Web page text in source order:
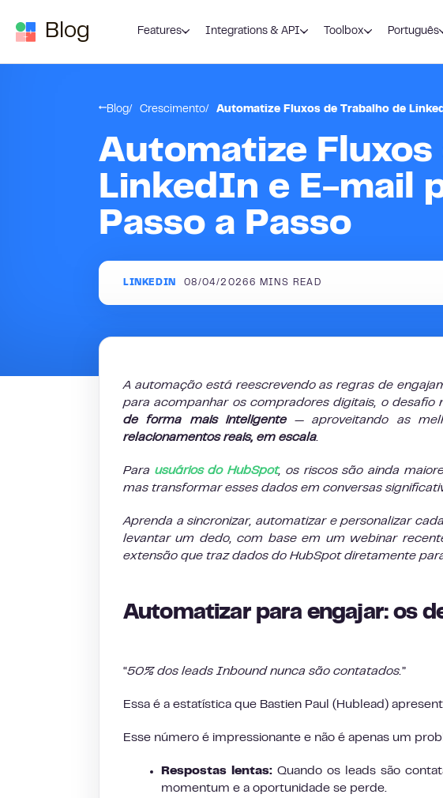
Blog Features Integrations & API Toolbox Português
Blog Crescimento Automatize Fluxos de Trabalho de
Automatize Fluxos
LinkedIn e E-mail
Passo a Passo
LINKEDIN 08/04/2026 6 MINS READ
A automação está reescrevendo as regras de
para acompanhar os compradores digitais, o desafio
de forma mais inteligente— aproveitando as
relacionamentos reais, em escala.
Para usuários do HubSpot, os riscos são ainda
mas transformar esses dados em conversas
Aprenda a sincronizar, automatizar e personalizar
levantar um dedo, com base em um webinar
extensão que traz dados do HubSpot diretamente
Automatizar para engajar: os
“50% dos leads Inbound nunca são contatados.”
Essa é a estatística que Bastien Paul (Hublead)
Esse número é impressionante e não é apenas um
Respostas lentas:Quando os leads são
momentum e a oportunidade se perde.